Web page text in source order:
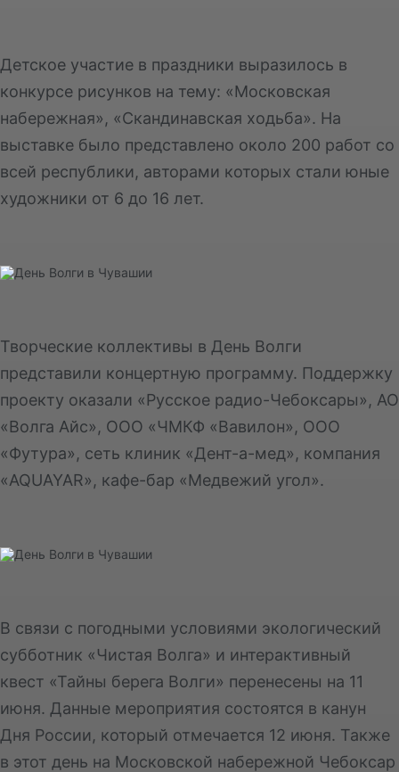
Детское участие в праздники выразилось в
конкурсе рисунков на тему: «Московская
набережная», «Скандинавская ходьба». На
выставке было представлено около 200 работ со
всей республики, авторами которых стали юные
художники от 6 до 16 лет.
Творческие коллективы в День Волги
представили концертную программу. Поддержку
проекту оказали «Русское радио-Чебоксары», АО
«Волга Айс», ООО «ЧМКФ «Вавилон», ООО
«Футура», сеть клиник «Дент-а-мед», компания
«AQUAYAR», кафе-бар «Медвежий угол».
В связи с погодными условиями экологический
субботник «Чистая Волга» и интерактивный
квест «Тайны берега Волги» перенесены на 11
июня. Данные мероприятия состоятся в канун
Дня России, который отмечается 12 июня. Также
в этот день на Московской набережной Чебоксар